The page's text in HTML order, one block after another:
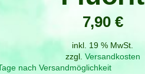
7,90 €
inkl. 19 % MwSt.
zzgl. Versandkosten
nach Versandmöglichkeit